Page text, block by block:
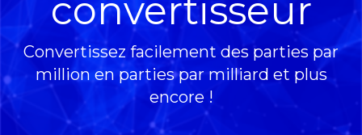
convertisseur
Convertissez facilement des parties par
million en parties par milliard et plus
encore !